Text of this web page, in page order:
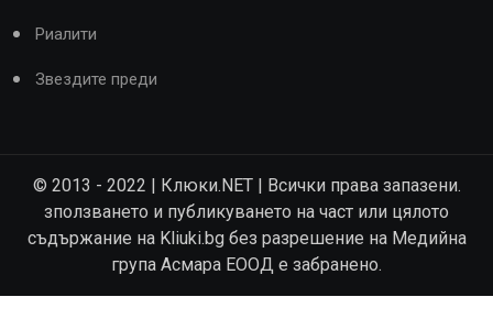
Риалити
Звездите преди
© 2013 - 2022 | Клюки.NET | Всички права запазени.
зползването и публикуването на част или цялото
съдържание на Kliuki.bg без разрешение на Медийна
група Асмара ЕООД е забранено.